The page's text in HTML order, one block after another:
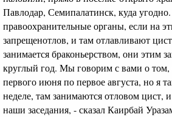
Павлодар, Семипалатинск, куда
правоохранительные органы, если на
запрещенотлов, и там отлавливают
занимается браконьерством, они этим
круглый год. Мы говорим с вами о том,
первого июня по первое августа, но я
неделе, там занимаются отловом цист,
наши заседания, - сказал Каирбай